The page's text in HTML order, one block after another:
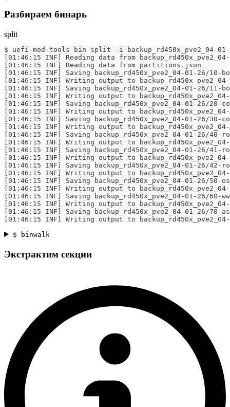
Разбираем бинарь
split
$ uefi-mod-tools bin split -i backup_rd450x_pve2_04-
[01:46:15 INF] Reading data from
[01:46:15 INF] Reading data from partitions.json
[01:46:15 INF] Saving backup_rd450x_pve2_04-01-26/10-
[01:46:15 INF] Writing output to
[01:46:15 INF] Saving backup_rd450x_pve2_04-01-26/11-
[01:46:15 INF] Writing output to
[01:46:15 INF] Saving backup_rd450x_pve2_04-01-26/20-
[01:46:15 INF] Writing output to
[01:46:15 INF] Saving backup_rd450x_pve2_04-01-26/30-
[01:46:15 INF] Writing output to
[01:46:15 INF] Saving backup_rd450x_pve2_04-01-26/40-
[01:46:15 INF] Writing output to
[01:46:15 INF] Saving backup_rd450x_pve2_04-01-26/41-
[01:46:15 INF] Writing output to
[01:46:15 INF] Saving backup_rd450x_pve2_04-01-26/
[01:46:15 INF] Writing output to
[01:46:15 INF] Saving backup_rd450x_pve2_04-01-26/50-
[01:46:15 INF] Writing output to
[01:46:15 INF] Saving backup_rd450x_pve2_04-01-26/60-
[01:46:15 INF] Writing output to backup_rd450x_pve2_04-
[01:46:15 INF] Saving backup_rd450x_pve2_04-01-26/70-
[01:46:15 INF] Writing output to
$ binwalk
Экстрактим секции